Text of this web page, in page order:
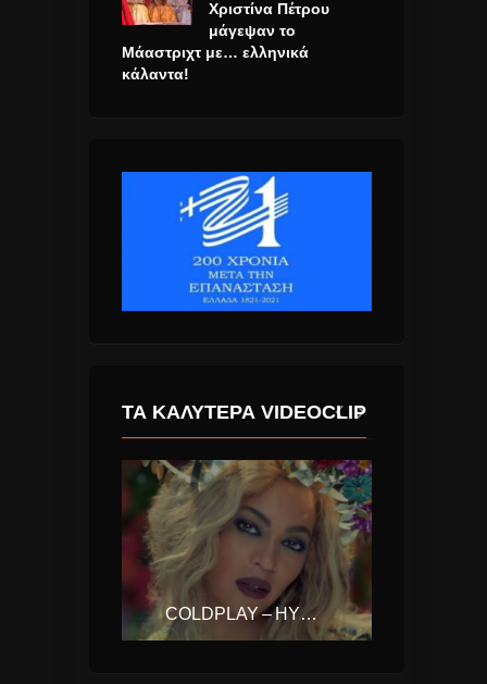
Χριστίνα Πέτρου
μάγεψαν το
Μάαστριχτ με… ελληνικά
κάλαντα!
ΤΑ ΚΑΛΎΤΕΡΑ VIDEOCLIP
COLDPLAY – HYMN FOR THE WEEKEND FT. BEYONCE